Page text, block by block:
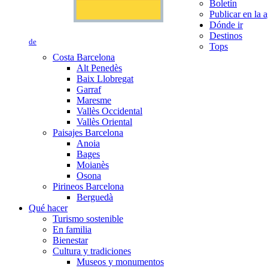
de
Boletín
Publicar en la
Dónde ir
Destinos
Tops
Costa Barcelona
Alt Penedès
Baix Llobregat
Garraf
Maresme
Vallès Occidental
Vallès Oriental
Paisajes Barcelona
Anoia
Bages
Moianès
Osona
Pirineos Barcelona
Berguedà
Qué hacer
Turismo sostenible
En familia
Bienestar
Cultura y tradiciones
Museos y monumentos